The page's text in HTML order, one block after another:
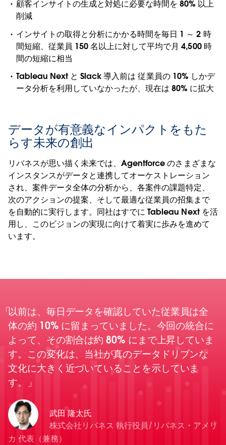
顧客インサイトの生成と対処に必要な時間を 80% 以上
削減
インサイトの取得と分析にかかる時間を毎日 1 ～ 2 時
間短縮、従業員 150 名以上に対して平均で月 4,500 時
間の短縮に相当
Tableau Next と Slack 導入前は 従業員の 10% しかデ
ータ分析を利用していなかったが、現在は 80% に拡大
データが有意義なインパクトをもた
らす未来の創出
リバネスが思い描く未来では、Agentforce のさまざまな
インスタンスがデータと連携してオーケストレーション
され、案件データ全体の分析から、各案件の課題特定、
次のアクションの提案、そして最適な従業員の招集まで
を自動的に実行します。同社はすでに Tableau Next を活
用し、このビジョンの実現に向けて着実に歩みを進めて
います。
以前は、毎日データを確認していた従業員は全
体の約 10% に留まっていました。今回の統合に
よって、その割合は約 80% にまで上昇していま
す。この変化は、当社が真のデータドリブンな
文化に大きく近づいていることを示していま
す。
武田 隆太氏
株式会社リバネス 執行役員/リバネス・アメリ
カ 代表（兼務）